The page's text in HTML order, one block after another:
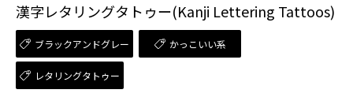
漢字レタリングタトゥー(Kanji Lettering Tattoos)
ブラックアンドグレー かっこいい系
レタリングタトゥー